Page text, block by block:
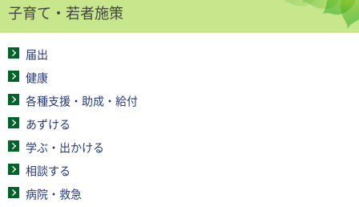
子育て・若者施策
届出
健康
各種支援・助成・給付
あずける
学ぶ・出かける
相談する
病院・救急